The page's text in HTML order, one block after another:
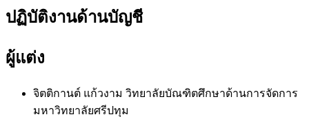
ปฏิบัติงานด้านบัญชี
ผู้แต่ง
จิตติกานต์ แก้วงาม วิทยาลัยบัณฑิตศึกษาด้านการจัดการ
มหาวิทยาลัยศรีปทุม